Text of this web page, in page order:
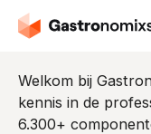
Welkom bij
kennis in de
6.300+